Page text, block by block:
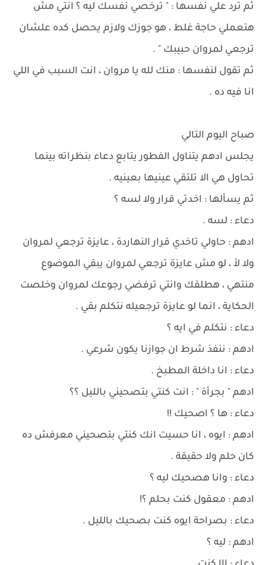
ثم ترد علي نفسها : " ترخصي نفسك ليه ؟ انتي مش
هتعملي حاجة غلط ، هو جوزك ولازم يحصل كده علشان
ترجعي لمروان حبيبك " .
ثم تقول لنفسها : منك لله يا مروان ، انت السبب في اللي
انا فيه ده .
صباح اليوم التالي
يجلس ادهم يتناول الفطور يتابع دعاء بنظراته بينما
تحاول هي الا تلتقي عينيها بعينيه .
ثم يسألها : اخدتي قرار ولا لسه ؟
دعاء : لسه .
ادهم : حاولي تاخدي قرار النهاردة ، عايزة ترجعي لمروان
ولا لأ ، لو مش عايزة ترجعي لمروان يبقي الموضوع
منتهي ، هطلقك وانتي ترفضي رجوعك لمروان وخلصت
الحكاية ، انما لو عايزة ترجعيله نتكلم بقي .
دعاء : نتكلم في ايه ؟
ادهم : ننفذ شرط ان جوازنا يكون شرعي .
دعاء : انا داخلة المطبخ .
ادهم " بجرأة " : انت كنتي بتصحيني بالليل ؟؟
دعاء : ها ؟ اصحيك !!
ادهم : ايوه ، انا حسيت انك كنتي بتصحيني معرفش ده
كان حلم ولا حقيقة .
دعاء : وانا هصحيك ليه ؟
ادهم : معقول كنت بحلم ؟!
دعاء : بصراحة ايوه كنت بصحيك بالليل .
ادهم : ليه ؟